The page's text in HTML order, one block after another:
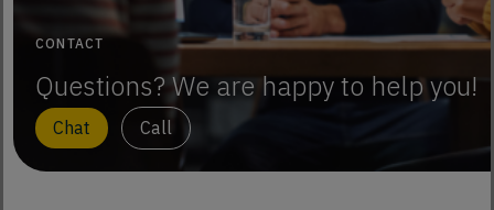
CONTACT
Questions? We are happy to help you!
Chat Call